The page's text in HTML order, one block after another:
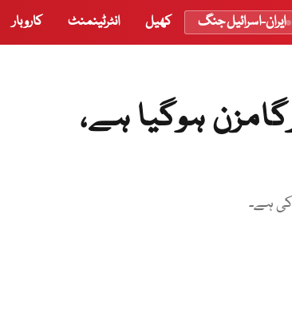
ایران-اسرائیل جنگ کھیل انٹرٹینمنٹ کاروبار
ہوگیا ہے،
کی ہے۔